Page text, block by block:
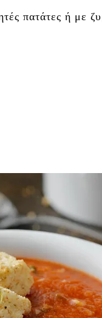
πατάτες ή με